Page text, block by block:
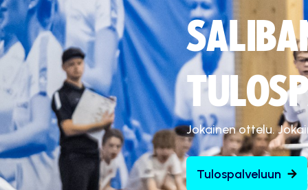
Jokainen ottelu.
Tulospalveluun